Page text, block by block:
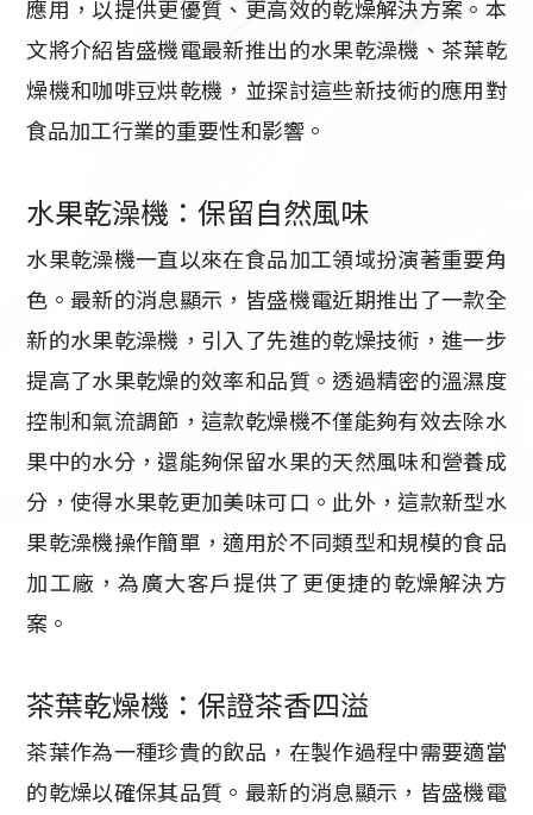
應用，以提供更優質、更高效的乾燥解決方案。本
文將介紹皆盛機電最新推出的水果乾澡機、茶葉乾
燥機和咖啡豆烘乾機，並探討這些新技術的應用對
食品加工行業的重要性和影響。
水果乾澡機：保留自然風味
水果乾澡機一直以來在食品加工領域扮演著重要角
色。最新的消息顯示，皆盛機電近期推出了一款全
新的水果乾澡機，引入了先進的乾燥技術，進一步
提高了水果乾燥的效率和品質。透過精密的溫濕度
控制和氣流調節，這款乾燥機不僅能夠有效去除水
果中的水分，還能夠保留水果的天然風味和營養成
分，使得水果乾更加美味可口。此外，這款新型水
果乾澡機操作簡單，適用於不同類型和規模的食品
加工廠，為廣大客戶提供了更便捷的乾燥解決方
案。
茶葉乾燥機：保證茶香四溢
茶葉作為一種珍貴的飲品，在製作過程中需要適當
的乾燥以確保其品質。最新的消息顯示，皆盛機電